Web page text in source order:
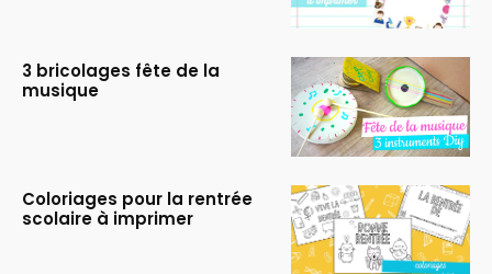
3 bricolages fête de la
musique
Coloriages pour la rentrée
scolaire à imprimer